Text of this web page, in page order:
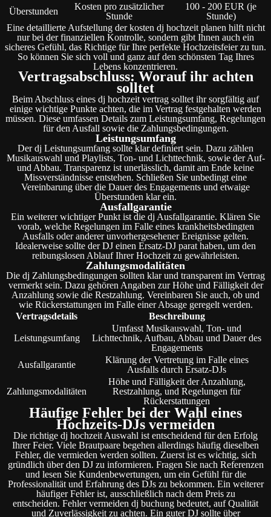
Überstunden
Kosten pro zusätzlicher
Stunde
100 - 200 EUR (je
Stunde)
Eine detaillierte Aufstellung der kosten dj hochzeit planen hilft nicht
nur bei der finanziellen Kontrolle, sondern gibt Ihnen auch ein
sicheres Gefühl, das Richtige für Ihre perfekte Hochzeitsfeier zu tun.
So können Sie sich voll und ganz auf den schönsten Tag Ihres
Lebens konzentrieren.
Vertragsabschluss: Worauf ihr achten
solltet
Beim Abschluss eines dj hochzeit vertrag solltet ihr sorgfältig auf
einige wichtige Punkte achten, die im Vertrag festgehalten werden
müssen. Diese umfassen Details zum Leistungsumfang, Regelungen
für den Ausfall sowie die Zahlungsbedingungen.
Leistungsumfang
Der dj Leistungsumfang sollte klar definiert sein. Dazu zählen
Musikauswahl und Playlists, Ton- und Lichttechnik, sowie der Auf-
und Abbau. Transparenz ist unerlässlich, damit am Ende keine
Missverständnisse entstehen. Schließen Sie unbedingt eine
Vereinbarung über die Dauer des Engagements und etwaige
Überstunden klar ein.
Ausfallgarantie
Ein weiterer wichtiger Punkt ist die dj Ausfallgarantie. Klären Sie
vorab, welche Regelungen im Falle eines krankheitsbedingten
Ausfalls oder anderer unvorhergesehener Ereignisse gelten.
Idealerweise sollte der DJ einen Ersatz-DJ parat haben, um den
reibungslosen Ablauf Ihrer Hochzeit zu gewährleisten.
Zahlungsmodalitäten
Die dj Zahlungsbedingungen sollten klar und transparent im Vertrag
vermerkt sein. Dazu gehören Angaben zur Höhe und Fälligkeit der
Anzahlung sowie die Restzahlung. Vereinbaren Sie auch, ob und
wie Rückerstattungen im Falle einer Absage geregelt werden.
Vertragsdetails
Beschreibung
Leistungsumfang
Umfasst Musikauswahl, Ton- und
Lichttechnik, Aufbau, Abbau und Dauer des
Engagements
Ausfallgarantie
Klärung der Vertretung im Falle eines
Ausfalls durch Ersatz-DJs
Zahlungsmodalitäten
Höhe und Fälligkeit der Anzahlung,
Restzahlung, und Regelungen für
Rückerstattungen
Häufige Fehler bei der Wahl eines
Hochzeits-DJs vermeiden
Die richtige dj hochzeit Auswahl ist entscheidend für den Erfolg
Ihrer Feier. Viele Brautpaare begehen allerdings häufig dieselben
Fehler, die vermieden werden sollten. Zuerst ist es wichtig, sich
gründlich über den DJ zu informieren. Fragen Sie nach Referenzen
und lesen Sie Kundenbewertungen, um ein Gefühl für die
Professionalität und Erfahrung des DJs zu bekommen. Ein weiterer
häufiger Fehler ist, ausschließlich nach dem Preis zu
entscheiden. Fehler vermeiden dj buchung bedeutet, auf Qualität
und Zuverlässigkeit zu achten. Ein guter DJ sollte über